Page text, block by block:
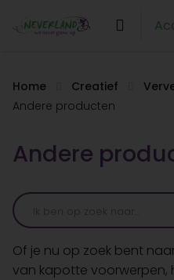
Home Creatief
Andere producten
Andere
Of je nu op zoek bent
van kapotte voorwerpen,